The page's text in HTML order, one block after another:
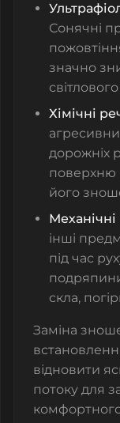
Сонячні
значно
Хімічні
дорожніх
поверхню
його
інші
під час
скла,
Заміна
відновити
потоку для